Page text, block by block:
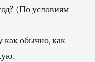
(По условиям
как обычно, как